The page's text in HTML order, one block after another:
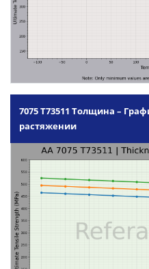
7075 T73511 Толщина –
растяжении